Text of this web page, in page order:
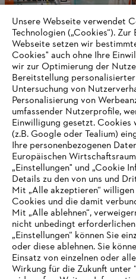
Kontakt
Karriere
Hinweisgebersystem
AUSZEICHNUNGEN
Unsere Webseite verwendet
Technologien („Cookies“).
Webseite setzen wir
Cookies" auch ohne Ihre
wir zur Optimierung der
Bereitstellung
Untersuchung von
Personalisierung von
umfassender Nutzerprofile,
Einwilligung gesetzt. Cookies
(z.B. Google oder Tealium)
Ihre personenbezogenen
Europäischen
„Einstellungen" und „Cookie
Details zu den von uns und
Mit „Alle akzeptieren“
Cookies und die damit
Mit „Alle ablehnen“,
nicht unbedingt
„Einstellungen“ können Sie
oder diese ablehnen. Sie
Einsatz von einzelnen oder
Wirkung für die Zukunft unter